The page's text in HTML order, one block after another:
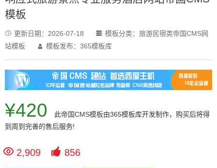
模板
 更新日期： 2026-07-18  模板分类： 旅游民宿类帝国CMS网
站模板
 模板发布：365模板库
¥420 此帝国CMS模板由365模板库开发制作，购买后将得
到周到完善的售后服务!
 2,909  856